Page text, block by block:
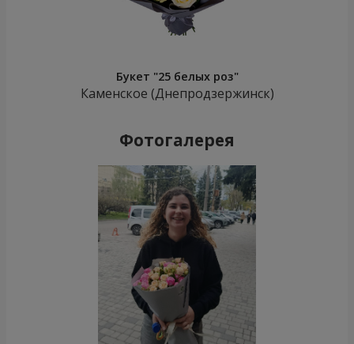
Букет "25 белых роз"
Каменское (Днепродзержинск)
Фотогалерея